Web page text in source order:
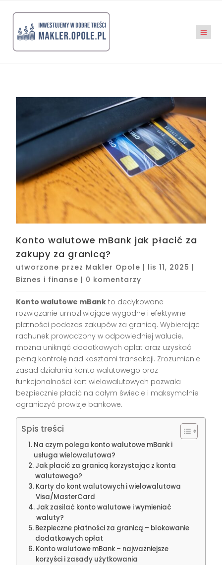
Konto walutowe mBank jak płacić za
zakupy za granicą?
utworzone przez Makler Opole | lis 11, 2025 |
Biznes i finanse | 0 komentarzy
Konto walutowe mBank to dedykowane
rozwiązanie umożliwiające wygodne i efektywne
płatności podczas zakupów za granicą. Wybierając
rachunek prowadzony w odpowiedniej walucie,
można uniknąć dodatkowych opłat oraz uzyskać
pełną kontrolę nad kosztami transakcji. Zrozumienie
zasad działania konta walutowego oraz
funkcjonalności kart wielowalutowych pozwala
bezpiecznie płacić na całym świecie i maksymalnie
ograniczyć prowizje bankowe.
Spis treści
Na czym polega konto walutowe mBank i
usługa wielowalutowa?
Jak płacić za granicą korzystając z konta
walutowego?
Karty do kont walutowych i wielowalutowa
Visa/MasterCard
Jak zasilać konto walutowe i wymieniać
waluty?
Bezpieczne płatności za granicą – blokowanie
dodatkowych opłat
Konto walutowe mBank – najważniejsze
korzyści i zasady użytkowania